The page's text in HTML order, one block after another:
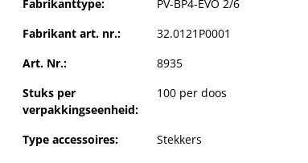
Fabrikanttype:
PV-BP4-EVO 2/6
Fabrikant art. nr.:
32.0121P0001
Art. Nr.:
8935
Stuks per
verpakkingseenheid:
100 per doos
Type accessoires: Stekkers